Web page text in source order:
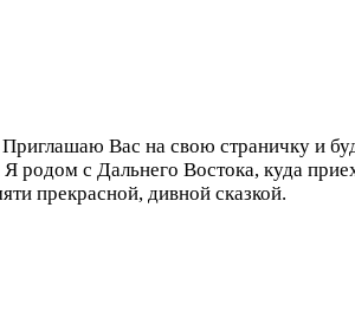
Вас на свою страничку и
родом с Дальнего Востока, куда
прекрасной, дивной сказкой.